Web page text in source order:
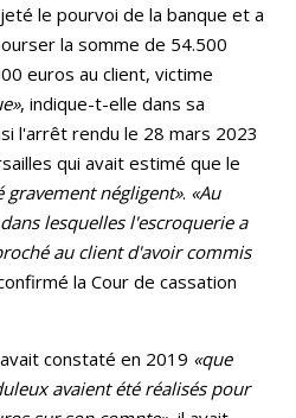
le pourvoi de la banque et a
la somme de 54.500
euros au client, victime
, indique-t-elle dans sa
l'arrêt rendu le 28 mars 2023
qui avait estimé que le
gravement négligent». «Au
lesquelles l'escroquerie a
au client d'avoir commis
la Cour de cassation
constaté en 2019 «que
avaient été réalisés pour